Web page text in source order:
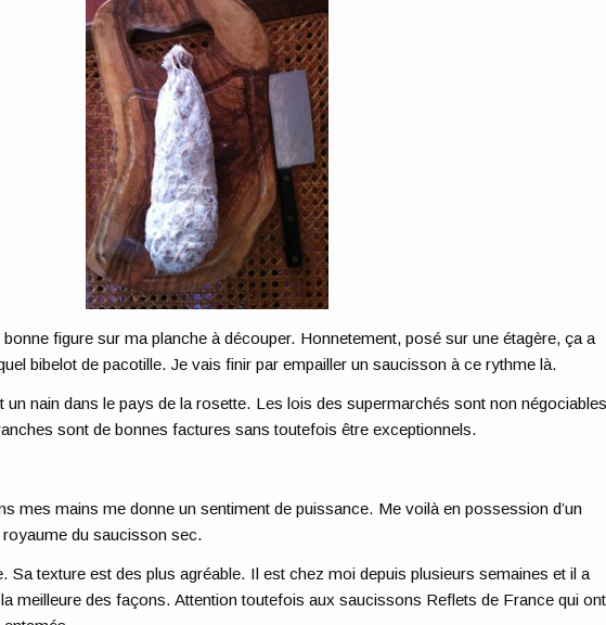
figure sur ma planche à découper. Honnetement, posé sur une étagère, ça a
bibelot de pacotille. Je vais finir par empailler un saucisson à ce rythme là.
un nain dans le pays de la rosette. Les lois des supermarchés sont non
sont de bonnes factures sans toutefois être exceptionnels.
mes mains me donne un sentiment de puissance. Me voilà en possession d’un
du saucisson sec.
Sa texture est des plus agréable. Il est chez moi depuis plusieurs semaines et il a
meilleure des façons. Attention toutefois aux saucissons Reflets de France qui ont